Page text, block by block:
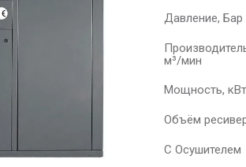
Давление, Бар
м³/мин
Мощность, кВт
Объём
С Осушителем